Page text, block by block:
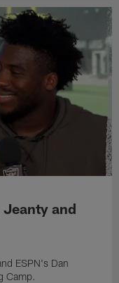
and
ESPN's Dan
Camp.